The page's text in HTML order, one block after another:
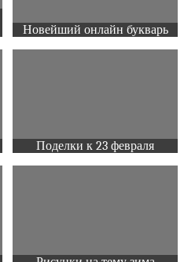
Новейший онлайн букварь
Поделки к 23 февраля